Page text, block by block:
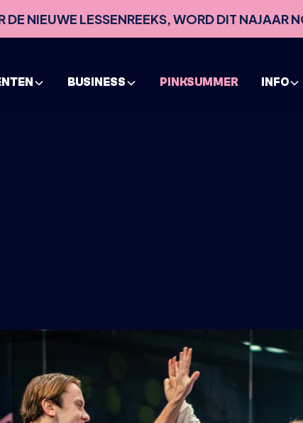
DE NIEUWE LESSENREEKS, WORD DIT NAJAAR
BUSINESS PINKSUMMER INFO